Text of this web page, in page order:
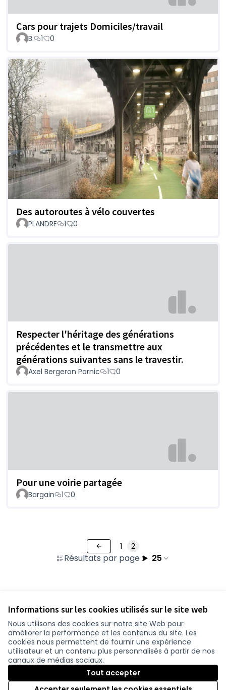
Informations sur les cookies utilisés sur le site web
Nous utilisons des cookies sur notre site Web pour
améliorer la performance et les contenus du site. Les
cookies nous permettent de fournir une expérience
utilisateur et un contenu plus personnalisés à partir de nos
canaux de médias sociaux.
Tout accepter
Cars pour trajets Domiciles/travail
B. 1 0
Des autoroutes à vélo couvertes
PLANDRE 1 0
Respecter l'héritage des générations
précédentes et le transmettre aux
générations suivantes sans le travestir.
Axel Bergeron Pornic 1 0
Pour une voirie partagée
Bargain 1 0
Résultats par page : 25
1 2
Conditions d'utilisation
Paramètres des cookies
participer.loire-atlantique.fr sur Facebook
(Nouvelle fenêtre)
participer.loire-atlantique.fr sur Instagram
(Nouvelle fenêtre)
participer.loire-atlantique.fr sur YouTube
(Nouvelle fenêtre)